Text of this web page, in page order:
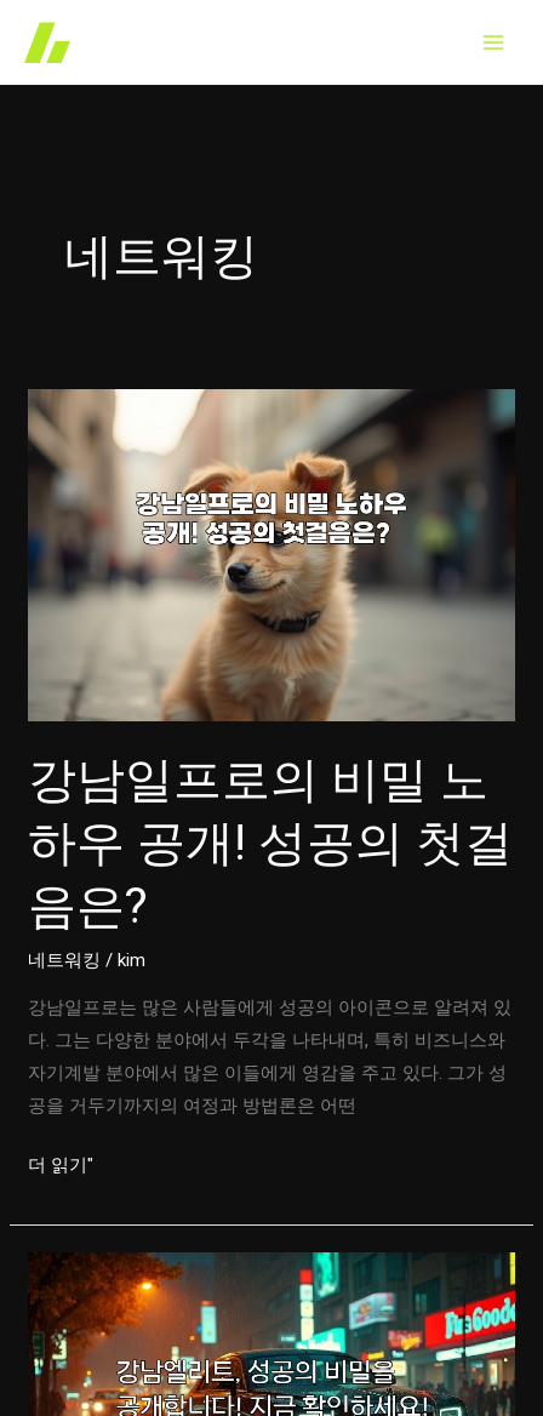
츠
네트워킹
강남일프로의 비밀 노
하우 공개! 성공의 첫걸
음은?
네트워킹 /kim
강남일프로는 많은 사람들에게 성공의 아이콘으로 알려져 있
다. 그는 다양한 분야에서 두각을 나타내며, 특히 비즈니스와
자기계발 분야에서 많은 이들에게 영감을 주고 있다. 그가 성
공을 거두기까지의 여정과 방법론은 어떤
강
일
로
의
비
밀
더 읽기"